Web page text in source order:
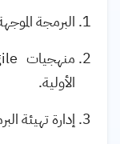
البرمجة
منهجيات
الأولية.
إدارة تهيئة